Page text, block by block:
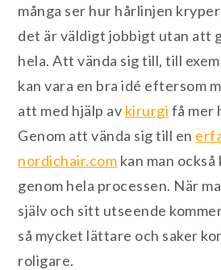
många ser hur hårlinjen
det är väldigt jobbigt utan att
hela. Att vända sig till, till
kan vara en bra idé eftersom
att med hjälp av kirurgi få mer
Genom att vända sig till en
nordichair.com kan man
genom hela processen. När
själv och sitt utseende
så mycket lättare och saker
roligare.